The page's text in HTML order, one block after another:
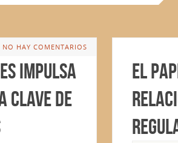
NO HAY COMENTARIOS
impulsa
clave de
El